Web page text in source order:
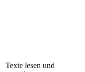
Texte lesen und